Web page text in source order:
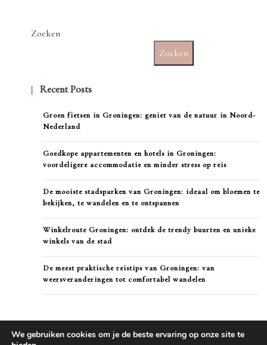
Zoeken
Zoeken
Recent Posts
Groen fietsen in Groningen: geniet van de natuur in Noord-
Nederland
Goedkope appartementen en hotels in Groningen:
voordeligere accommodatie en minder stress op reis
De mooiste stadsparken van Groningen: ideaal om bloemen te
bekijken, te wandelen en te ontspannen
Winkelroute Groningen: ontdek de trendy buurten en unieke
winkels van de stad
De meest praktische reistips van Groningen: van
weersveranderingen tot comfortabel wandelen
We gebruiken cookies om je de beste ervaring op onze site te